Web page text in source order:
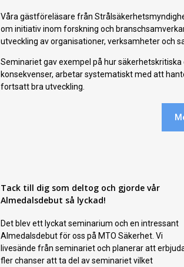
Våra gästföreläsare från
om initiativ inom forskning och
utveckling av organisationer, verksamheter och
Seminariet gav exempel på hursäkerhetskritiska
konsekvenser, arbetar systematiskt med att
fortsatt bra utveckling.
Tack till dig som deltog och gjorde vår
Almedalsdebut så lyckad!
Det blev ett lyckat seminarium och en intressant
Almedalsdebut för oss på MTO Säkerhet. Vi
livesände från seminariet och planerar att
fler chanser att ta del av seminariet vilket